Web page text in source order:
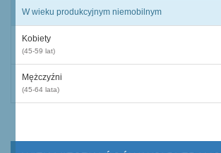
W wieku produkcyjnym niemobilnym
Kobiety
(45-59 lat)
Mężczyźni
(45-64 lata)